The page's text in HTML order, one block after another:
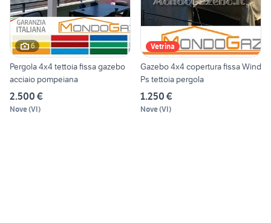
6
Pergola 4x4 tettoia fissa gazebo
acciaio pompeiana
2.500 €
Nove(VI)
Vetrina
Gazebo 4x4 copertura fissa Wind
Ps tettoia pergola
1.250 €
Nove(VI)